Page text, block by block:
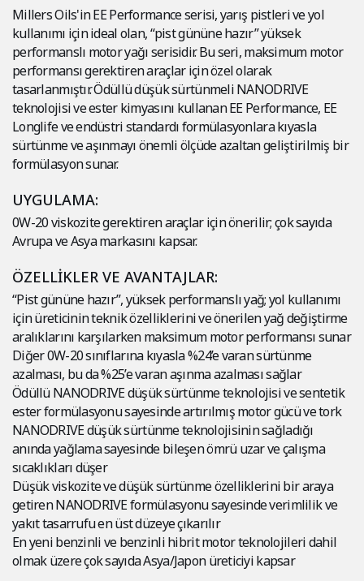
Millers Oils'in EE Performance serisi, yarış pistleri ve yol
kullanımı için ideal olan, “pist gününe hazır” yüksek
performanslı motor yağı serisidir. Bu seri, maksimum motor
performansı gerektiren araçlar için özel olarak
tasarlanmıştır. Ödüllü düşük sürtünmeli NANODRIVE
teknolojisi ve ester kimyasını kullanan EE Performance, EE
Longlife ve endüstri standardı formülasyonlara kıyasla
sürtünme ve aşınmayı önemli ölçüde azaltan geliştirilmiş bir
formülasyon sunar.
UYGULAMA:
0W-20 viskozite gerektiren araçlar için önerilir; çok sayıda
Avrupa ve Asya markasını kapsar.
ÖZELLİKLER VE AVANTAJLAR:
“Pist gününe hazır”, yüksek performanslı yağ; yol kullanımı
için üreticinin teknik özelliklerini ve önerilen yağ değiştirme
aralıklarını karşılarken maksimum motor performansı sunar
Diğer 0W-20 sınıflarına kıyasla %24’e varan sürtünme
azalması, bu da %25’e varan aşınma azalması sağlar
Ödüllü NANODRIVE düşük sürtünme teknolojisi ve sentetik
ester formülasyonu sayesinde artırılmış motor gücü ve tork
NANODRIVE düşük sürtünme teknolojisinin sağladığı
anında yağlama sayesinde bileşen ömrü uzar ve çalışma
sıcaklıkları düşer
Düşük viskozite ve düşük sürtünme özelliklerini bir araya
getiren NANODRIVE formülasyonu sayesinde verimlilik ve
yakıt tasarrufu en üst düzeye çıkarılır
En yeni benzinli ve benzinli hibrit motor teknolojileri dahil
olmak üzere çok sayıda Asya/Japon üreticiyi kapsar